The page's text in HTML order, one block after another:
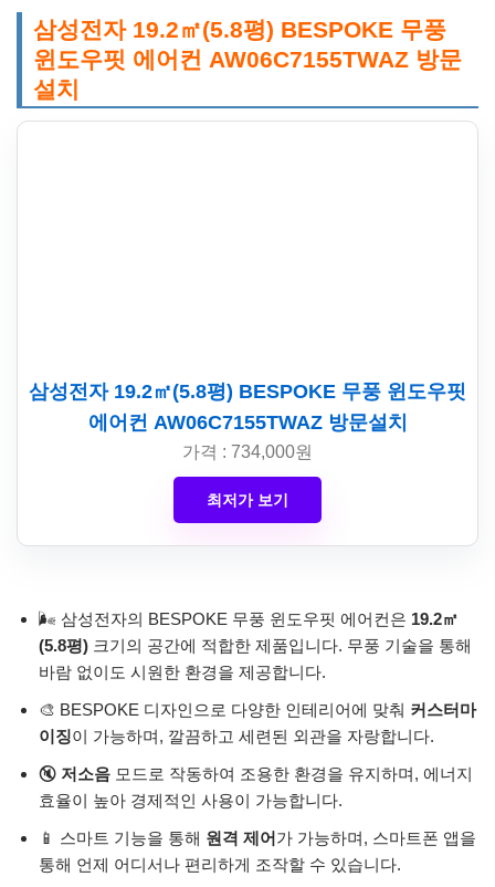
삼성전자 19.2㎡(5.8평) BESPOKE 무풍
윈도우핏 에어컨 AW06C7155TWAZ 방문
설치
삼성전자 19.2㎡(5.8평) BESPOKE 무풍 윈도우핏
에어컨 AW06C7155TWAZ 방문설치
가격 : 734,000원
최저가 보기
🌬️ 삼성전자의 BESPOKE 무풍 윈도우핏 에어컨은 19.2㎡
(5.8평) 크기의 공간에 적합한 제품입니다. 무풍 기술을 통해
바람 없이도 시원한 환경을 제공합니다.
🎨 BESPOKE 디자인으로 다양한 인테리어에 맞춰 커스터마
이징이 가능하며, 깔끔하고 세련된 외관을 자랑합니다.
🔇 저소음 모드로 작동하여 조용한 환경을 유지하며, 에너지
효율이 높아 경제적인 사용이 가능합니다.
📱 스마트 기능을 통해 원격 제어가 가능하며, 스마트폰 앱을
통해 언제 어디서나 편리하게 조작할 수 있습니다.